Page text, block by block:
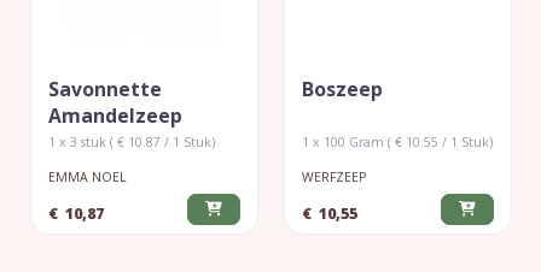
Savonnette
Amandelzeep
1 x 3 stuk ( € 10.87 / 1 Stuk)
EMMA NOEL
€ 10,87
Boszeep
1 x 100 Gram ( € 10.55 / 1 Stuk)
WERFZEEP
€ 10,55